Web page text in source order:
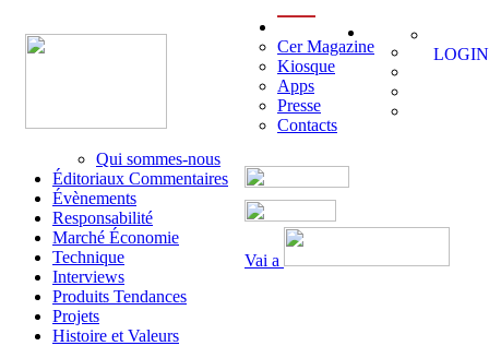
Vai a
Cer Magazine
Kiosque
Apps
Presse
Contacts
Qui sommes-nous
Éditoriaux Commentaires
Évènements
Responsabilité
Marché Économie
Technique
Interviews
Produits Tendances
Projets
Histoire et Valeurs
LOGIN